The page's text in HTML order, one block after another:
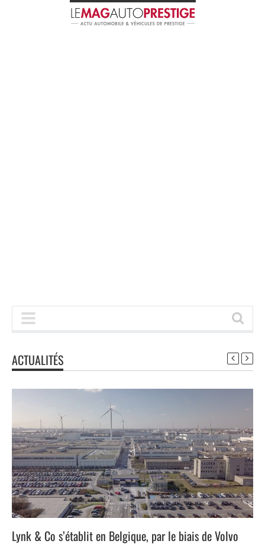
ACTUALITÉS
Lynk & Co s’établit en Belgique, par le biais de Volvo